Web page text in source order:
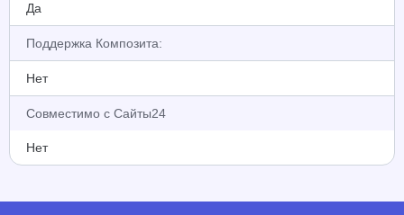
Да
Поддержка Композита:
Нет
Совместимо с Сайты24
Нет